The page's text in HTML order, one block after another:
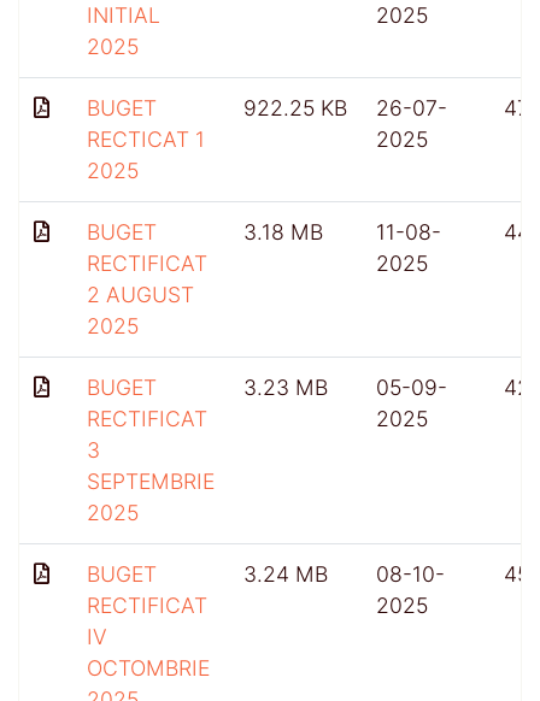
INITIAL
2025
2025
BUGET
RECTICAT 1
2025
922.25 KB
26-07-
2025
BUGET
RECTIFICAT
2 AUGUST
2025
3.18 MB
11-08-
2025
BUGET
RECTIFICAT
3
SEPTEMBRIE
2025
3.23 MB
05-09-
2025
BUGET
RECTIFICAT
IV
OCTOMBRIE
3.24 MB
08-10-
2025